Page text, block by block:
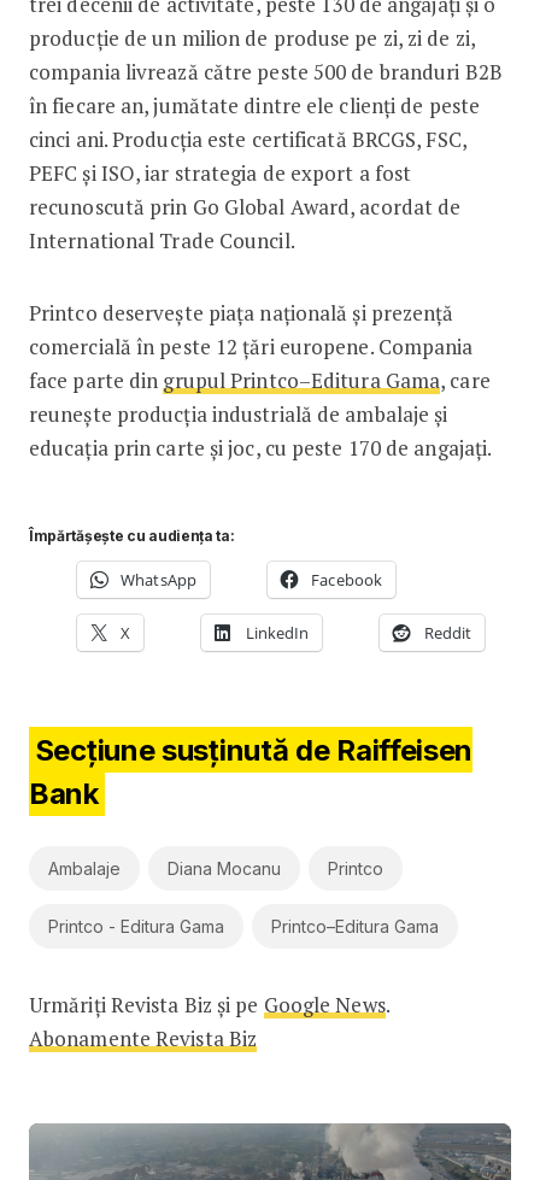
producție de un milion de produse pe zi, zi de zi,
compania livrează către peste 500 de branduri B2B
în fiecare an, jumătate dintre ele clienți de peste
cinci ani. Producția este certificată BRCGS, FSC,
PEFC și ISO, iar strategia de export a fost
recunoscută prin Go Global Award, acordat de
International Trade Council.
Printco deservește piața națională și prezență
comercială în peste 12 țări europene. Compania
face parte din grupul Printco–Editura Gama, care
reunește producția industrială de ambalaje și
educația prin carte și joc, cu peste 170 de angajați.
Împărtășește cu audiența ta:
WhatsApp Facebook
X LinkedIn Reddit
Secțiune susținută de Raiffeisen
Bank
Ambalaje Diana Mocanu Printco
Printco - Editura Gama Printco–Editura Gama
Urmăriți Revista Biz și pe Google News.
Abonamente Revista Biz